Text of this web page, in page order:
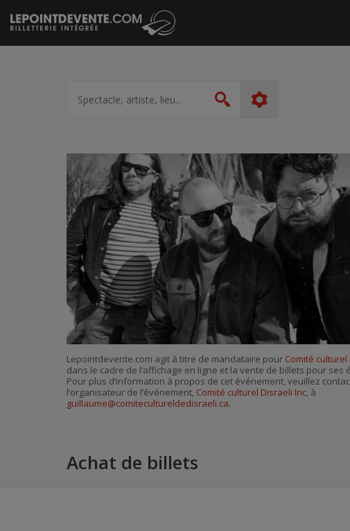
Passer
au
contenu
artiste,
lieu...
Rechercher
Lepointdevente.com agit à titre de mandataire pour Comité culturel
dans le cadre de l’affichage en ligne et la vente de billets pour ses
Pour plus d’information à propos de cet événement, veuillez
l’organisateur de l’événement, Comité culturel Disraeli Inc, à
guillaume@comitecultureldedisraeli.ca.
Achat de billets